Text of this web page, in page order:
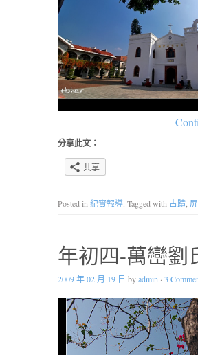
分享此文：
共享
Posted in紀實報導. Tagged with古蹟,
年初四-萬巒劉
2009 年 02 月 19 日 byadmin · 3